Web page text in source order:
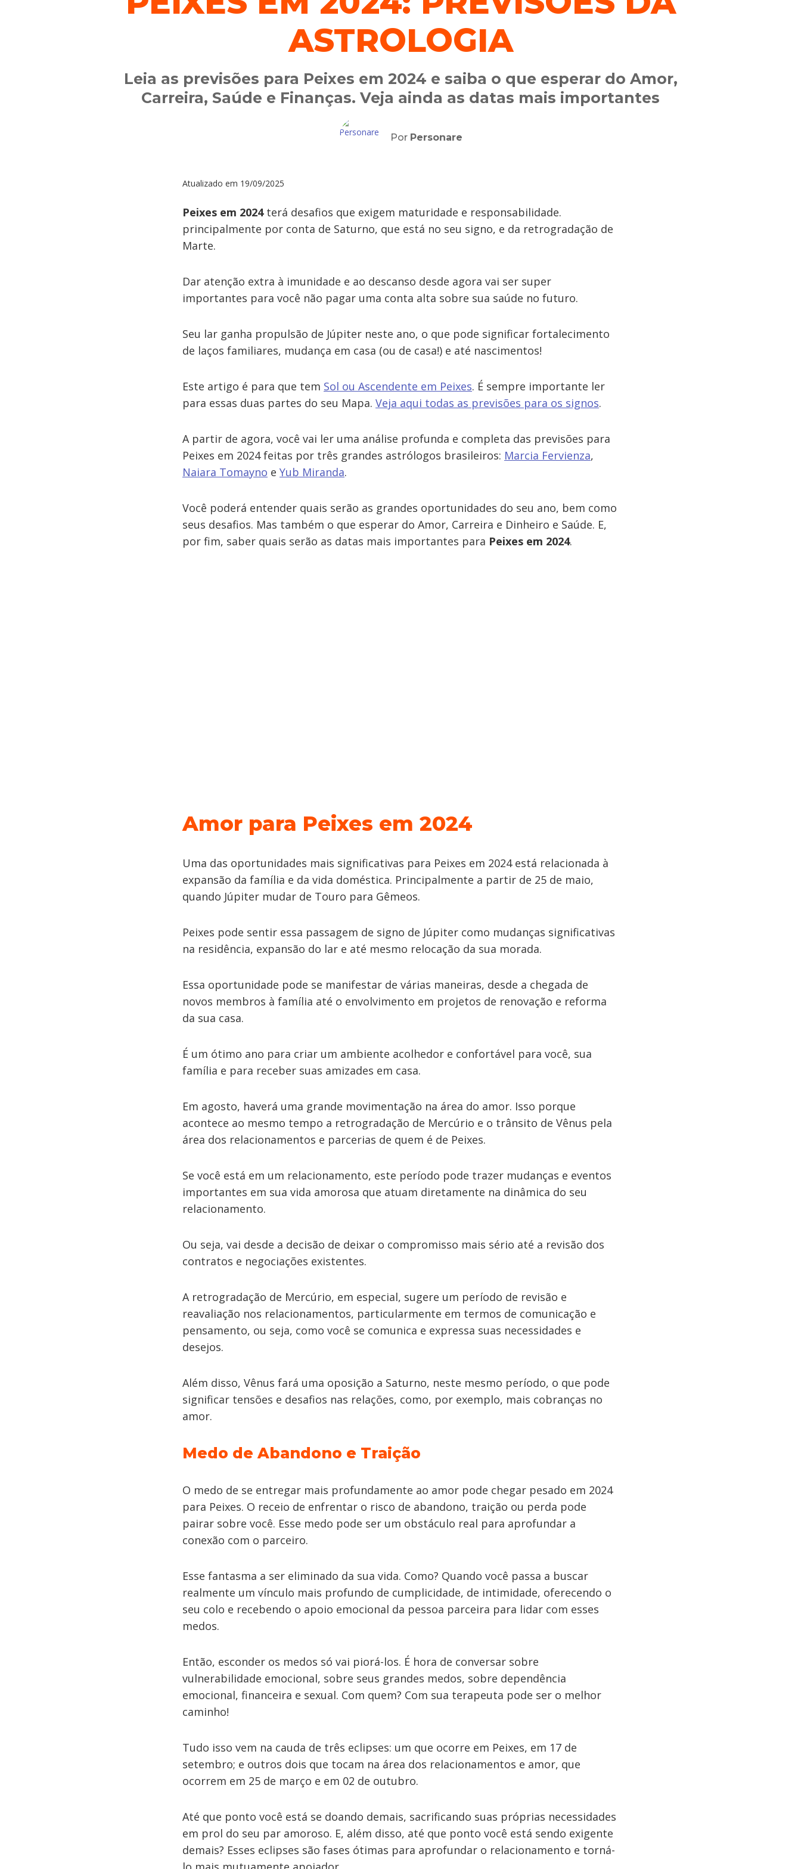
ASTROLOGIA
Leia as previsões para Peixes em 2024 e saiba o que esperar do Amor,
Carreira, Saúde e Finanças. Veja ainda as datas mais importantes
Por Personare
Atualizado em 19/09/2025
Peixes em 2024terá desafios que exigem maturidade e responsabilidade.
principalmente por conta de Saturno, que está no seu signo, e da retrogradação de
Marte.
Dar atenção extra à imunidade e ao descanso desde agora vai ser super
importantes para você não pagar uma conta alta sobre sua saúde no futuro.
Seu lar ganha propulsão de Júpiter neste ano, o que pode significar fortalecimento
de laços familiares, mudança em casa (ou de casa!) e até nascimentos!
Este artigo é para que tem Sol ou Ascendente em Peixes. É sempre importante ler
para essas duas partes do seu Mapa. Veja aqui todas as previsões para os signos.
A partir de agora, você vai ler uma análise profunda e completa das previsões para
Peixes em 2024 feitas por três grandes astrólogos brasileiros: Marcia Fervienza,
Naiara Tomayno e Yub Miranda.
Você poderá entender quais serão as grandes oportunidades do seu ano, bem como
seus desafios. Mas também o que esperar do Amor, Carreira e Dinheiro e Saúde. E,
por fim, saber quais serão as datas mais importantes para Peixes em 2024.
Amor para Peixes em 2024
Uma das oportunidades mais significativas para Peixes em 2024 está relacionada à
expansão da família e da vida doméstica. Principalmente a partir de 25 de maio,
quando Júpiter mudar de Touro para Gêmeos.
Peixes pode sentir essa passagem de signo de Júpiter como mudanças significativas
na residência, expansão do lar e até mesmo relocação da sua morada.
Essa oportunidade pode se manifestar de várias maneiras, desde a chegada de
novos membros à família até o envolvimento em projetos de renovação e reforma
da sua casa.
É um ótimo ano para criar um ambiente acolhedor e confortável para você, sua
família e para receber suas amizades em casa.
Em agosto, haverá uma grande movimentação na área do amor. Isso porque
acontece ao mesmo tempo a retrogradação de Mercúrio e o trânsito de Vênus pela
área dos relacionamentos e parcerias de quem é de Peixes.
Se você está em um relacionamento, este período pode trazer mudanças e eventos
importantes em sua vida amorosa que atuam diretamente na dinâmica do seu
relacionamento.
Ou seja, vai desde a decisão de deixar o compromisso mais sério até a revisão dos
contratos e negociações existentes.
A retrogradação de Mercúrio, em especial, sugere um período de revisão e
reavaliação nos relacionamentos, particularmente em termos de comunicação e
pensamento, ou seja, como você se comunica e expressa suas necessidades e
desejos.
Além disso, Vênus fará uma oposição a Saturno, neste mesmo período, o que pode
significar tensões e desafios nas relações, como, por exemplo, mais cobranças no
amor.
Medo de Abandono e Traição
O medo de se entregar mais profundamente ao amor pode chegar pesado em 2024
para Peixes. O receio de enfrentar o risco de abandono, traição ou perda pode
pairar sobre você. Esse medo pode ser um obstáculo real para aprofundar a
conexão com o parceiro.
Esse fantasma a ser eliminado da sua vida. Como? Quando você passa a buscar
realmente um vínculo mais profundo de cumplicidade, de intimidade, oferecendo o
seu colo e recebendo o apoio emocional da pessoa parceira para lidar com esses
medos.
Então, esconder os medos só vai piorá-los. É hora de conversar sobre
vulnerabilidade emocional, sobre seus grandes medos, sobre dependência
emocional, financeira e sexual. Com quem? Com sua terapeuta pode ser o melhor
caminho!
Tudo isso vem na cauda de três eclipses: um que ocorre em Peixes, em 17 de
setembro; e outros dois que tocam na área dos relacionamentos e amor, que
ocorrem em 25 de março e em 02 de outubro.
Até que ponto você está se doando demais, sacrificando suas próprias necessidades
em prol do seu par amoroso. E, além disso, até que ponto você está sendo exigente
demais? Esses eclipses são fases ótimas para aprofundar o relacionamento e torná-